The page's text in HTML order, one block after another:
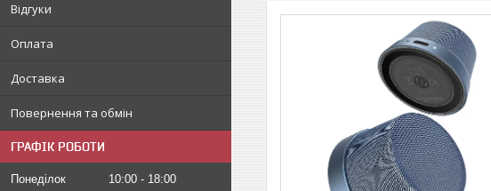
Відгуки
Оплата
Доставка
Повернення та обмін
ГРАФІК РОБОТИ
Понеділок 10:00
18:00